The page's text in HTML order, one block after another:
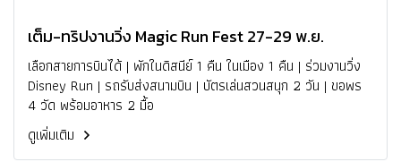
เต็ม-ทริปงานวิ่ง Magic Run Fest 27-29 พ.ย.
เลือกสายการบินได้ | พักในดิสนีย์ 1 คืน ในเมือง 1 คืน | ร่วมงานวิ่ง
Disney Run | รถรับส่งสนามบิน | บัตรเล่นสวนสนุก 2 วัน | ขอพร
4 วัด พร้อมอาหาร 2 มื้อ
ดูเพิ่มเติม